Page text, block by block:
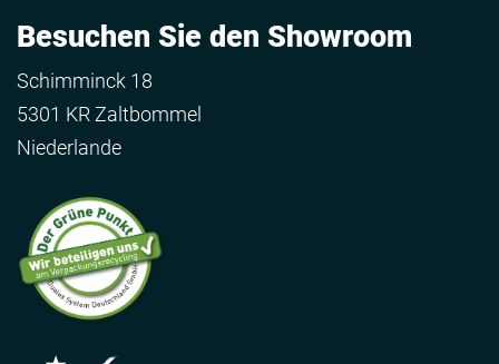
Besuchen Sie den Showroom
Schimminck 18
5301 KR Zaltbommel
Niederlande